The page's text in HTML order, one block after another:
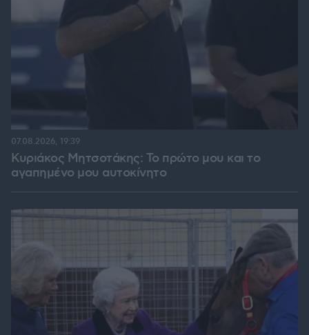
Κυριάκος Μητσοτάκης: Το πρώτο μου και το
αγαπημένο μου αυτοκίνητο
07.08.2026, 19:39